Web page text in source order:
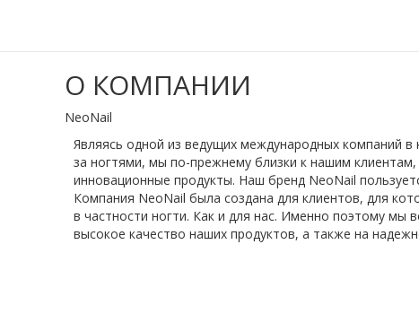
О КОМПАНИИ
NeoNail
Являясь одной из ведущих международных компаний в
за ногтями, мы по-прежнему близки к нашим клиентам,
инновационные продукты. Наш бренд NeoNail
Компания NeoNail была создана для клиентов, для
в частности ногти. Как и для нас. Именно поэтому мы
высокое качество наших продуктов, а также на